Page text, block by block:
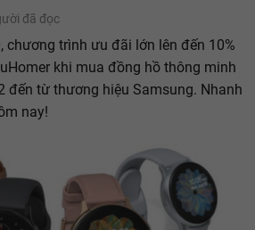
đã đọc
trình ưu đãi lớn lên đến 10%
khi mua đồng hồ thông minh
đến từ thương hiệu Samsung. Nhanh
nay!